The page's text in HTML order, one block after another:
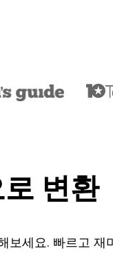
변환
보세요. 빠르고 재